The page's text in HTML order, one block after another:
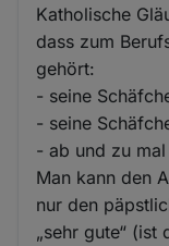
Katholische
dass zum
gehört:
- seine
- seine
- ab und zu
Man kann den
nur den
„sehr gute“ (ist